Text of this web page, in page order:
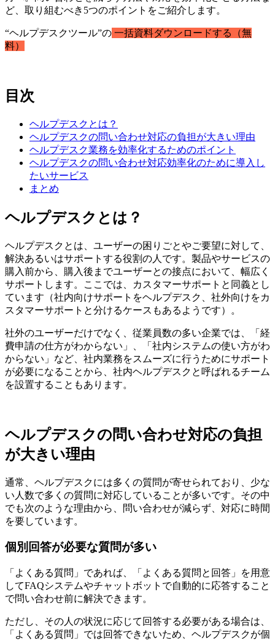
ど、取り組むべき5つのポイントをご紹介します。
“ヘルプデスクツール”の 一括資料ダウンロードする（無
料）
目次
ヘルプデスクとは？
ヘルプデスクの問い合わせ対応の負担が大きい理由
ヘルプデスク業務を効率化するためのポイント
ヘルプデスクの問い合わせ対応効率化のために導入し
たいサービス
まとめ
ヘルプデスクとは？
ヘルプデスクとは、ユーザーの困りごとやご要望に対して、
解決あるいはサポートする役割の人です。製品やサービスの
購入前から、購入後までユーザーとの接点において、幅広く
サポートします。ここでは、カスタマーサポートと同義とし
ています（社内向けサポートをヘルプデスク、社外向けをカ
スタマーサポートと分けるケースもあるようです）。
社外のユーザーだけでなく、従業員数の多い企業では、「経
費申請の仕方がわからない」、「社内システムの使い方がわ
からない」など、社内業務をスムーズに行うためにサポート
が必要になることから、社内ヘルプデスクと呼ばれるチーム
を設置することもあります。
ヘルプデスクの問い合わせ対応の負担
が大きい理由
通常、ヘルプデスクには多くの質問が寄せられており、少な
い人数で多くの質問に対応していることが多いです。その中
でも次のような理由から、問い合わせが減らず、対応に時間
を要しています。
個別回答が必要な質問が多い
「よくある質問」であれば、「よくある質問と回答」を用意
してFAQシステムやチャットボットで自動的に応答すること
で問い合わせ前に解決できます。
ただし、その人の状況に応じて回答する必要がある場合は、
「よくある質問」では回答できないため、ヘルプデスクが個